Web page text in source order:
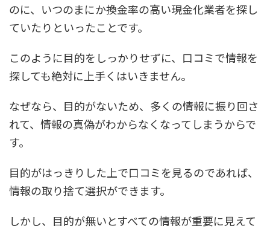
のに、いつのまにか換金率の高い現金化業者を探し
ていたりといったことです。
このように目的をしっかりせずに、口コミで情報を
探しても絶対に上手くはいきません。
なぜなら、目的がないため、多くの情報に振り回さ
れて、情報の真偽がわからなくなってしまうからで
す。
目的がはっきりした上で口コミを見るのであれば、
情報の取り捨て選択ができます。
しかし、目的が無いとすべての情報が重要に見えて